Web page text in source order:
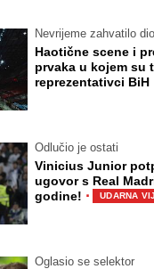
Nevrijeme zahvatilo
Haotične scene i
prvaka u kojem su
reprezentativci BiH
Odlučio je ostati
Vinicius Junior
ugovor s Real
godine! · UDARNA
Oglasio se selektor